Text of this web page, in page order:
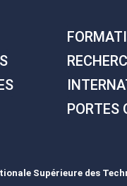
PORTES
Supérieure des